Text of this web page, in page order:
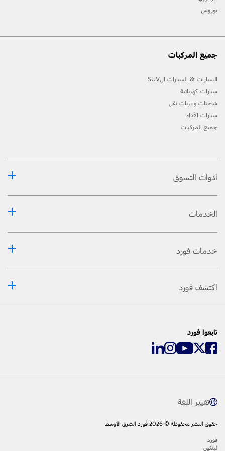
توروس
جميع المركبات
السيارات & السيارات الSUV
سيارات كهربائية
شاحنات وعربات نقل
سيارات الأداء
جميع المركبات
أدوات التسوق
الخدمات
خدمات فورد
اكتشف فورد
تابعوا فورد
تغيير اللغة
حقوق النشر محفوظة © 2026 فورد الشرق الأوسط
فورد
لينكون